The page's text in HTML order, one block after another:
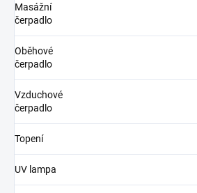
Masážní
čerpadlo
Oběhové
čerpadlo
Vzduchové
čerpadlo
Topení
UV lampa